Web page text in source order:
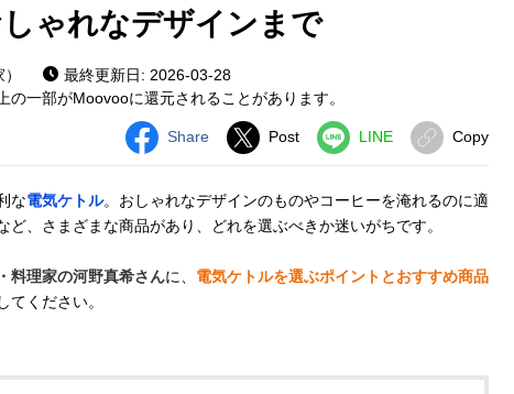
ゃれなデザインまで
最終更新日: 2026-03-28
一部がMoovooに還元されることがあります。
Share Post LINE Copy
な電気ケトル。おしゃれなデザインのものやコーヒーを淹れるのに適
、さまざまな商品があり、どれを選ぶべきか迷いがちです。
料理家の河野真希さんに、 電気ケトルを選ぶポイントとおすすめ商品
ください。